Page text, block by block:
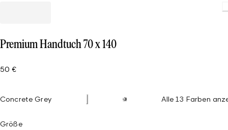
Premium Handtuch 70 x 140
50 €
Concrete Grey Alle 13 Farben
Größe